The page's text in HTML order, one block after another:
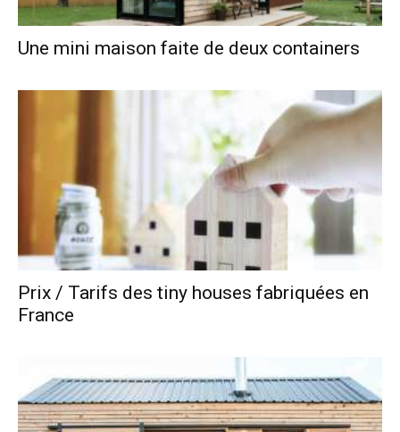
Une mini maison faite de deux containers
Prix / Tarifs des tiny houses fabriquées en
France